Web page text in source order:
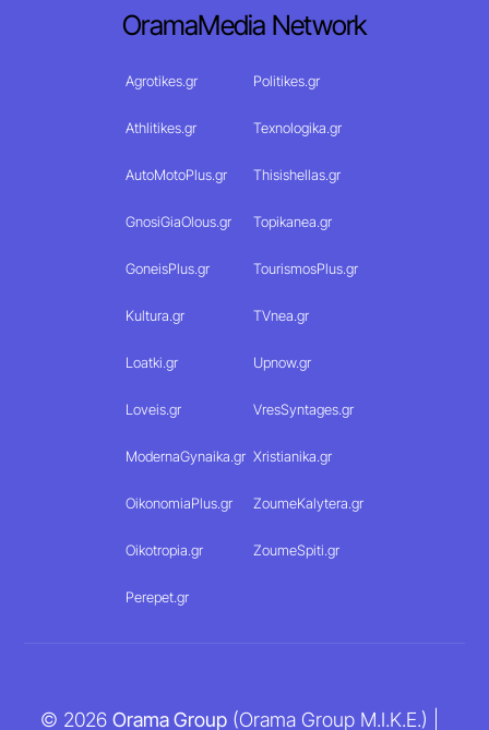
OramaMedia Network
Agrotikes.gr Politikes.gr
Athlitikes.gr Texnologika.gr
AutoMotoPlus.gr Thisishellas.gr
GnosiGiaOlous.gr Topikanea.gr
GoneisPlus.gr TourismosPlus.gr
Kultura.gr TVnea.gr
Loatki.gr Upnow.gr
Loveis.gr VresSyntages.gr
ModernaGynaika.gr Xristianika.gr
OikonomiaPlus.gr ZoumeKalytera.gr
Oikotropia.gr ZoumeSpiti.gr
Perepet.gr
© 2026 Orama Group(Orama Group Μ.Ι.Κ.Ε.) |